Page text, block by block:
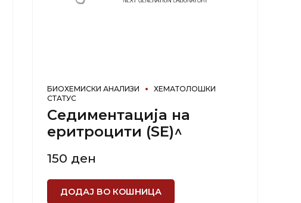
БИОХЕМИСКИ АНАЛИЗИ
ХЕМАТОЛОШКИ
СТАТУС
Седиментација на
еритроцити (SE)^
150 ден
ДОДАЈ ВО КОШНИЦА